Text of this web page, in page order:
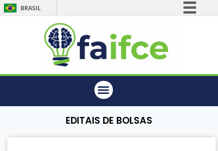
BRASIL
Participe
EDITAIS DE BOLSAS